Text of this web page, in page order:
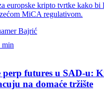
europske kripto tvrtke kako bi
MiCA regulativom.
Bajrić
min
perp futures u SAD-u:
na domaće tržište